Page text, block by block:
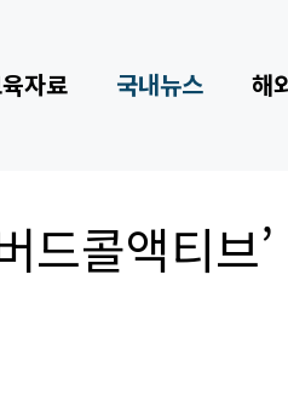
자료 국내뉴스 해
드콜액티브